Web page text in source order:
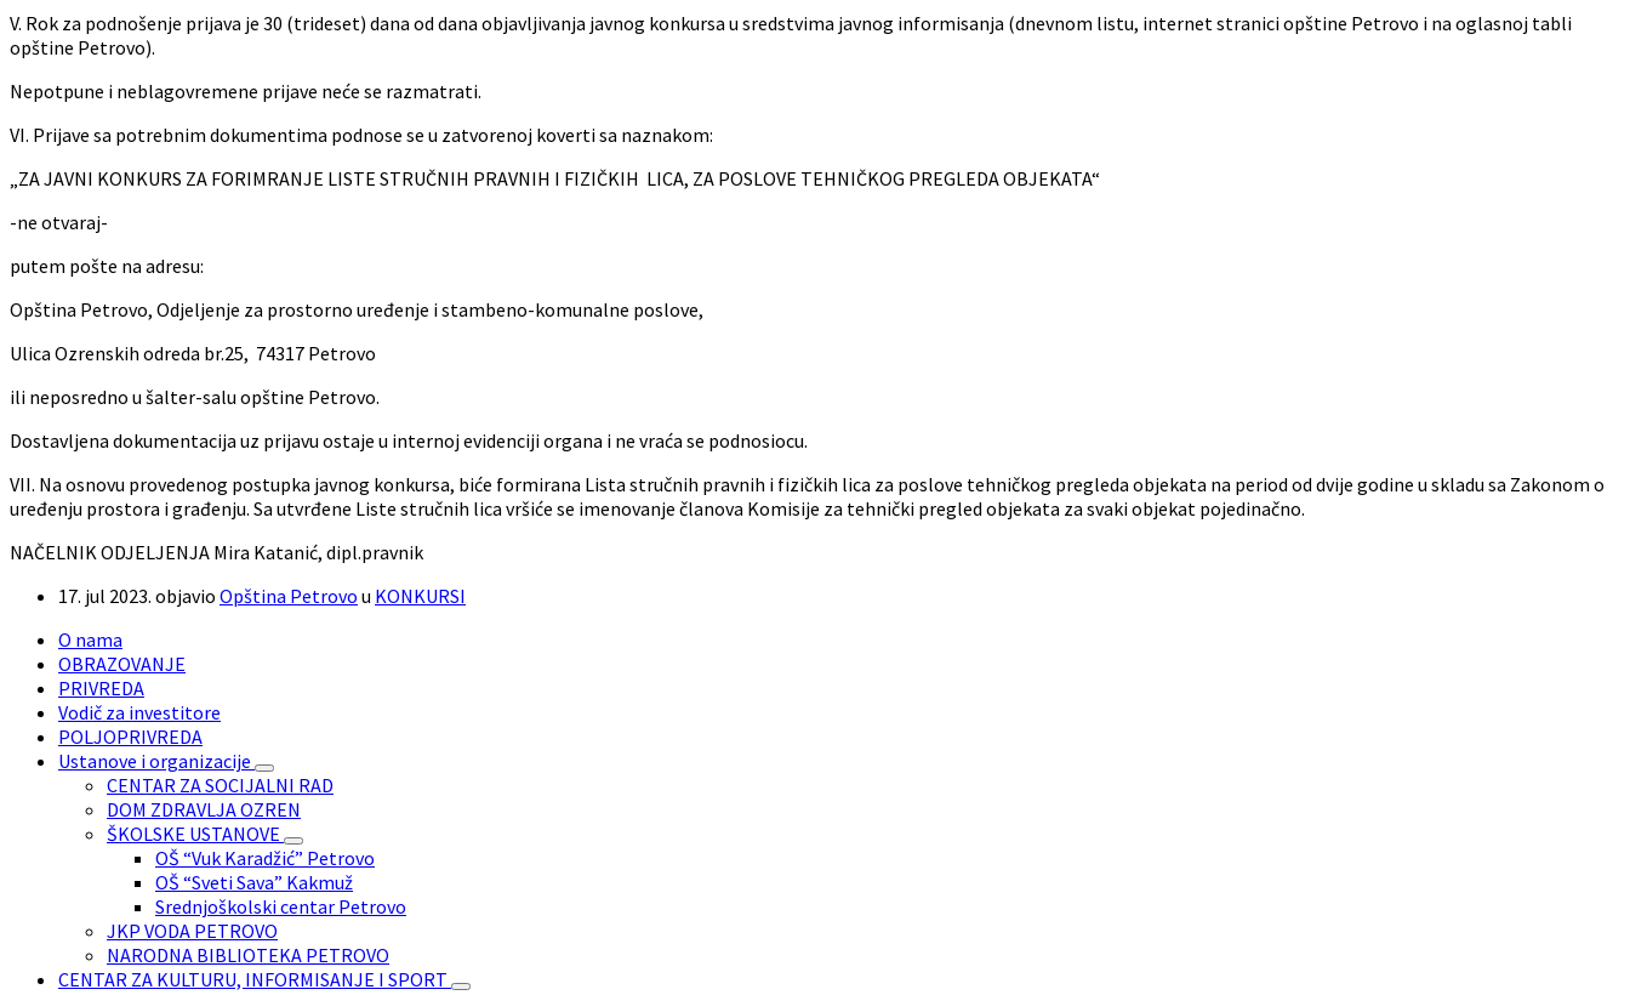
V. Rok za podnošenje prijava je 30 (trideset) dana od dana objavljivanja javnog konkursa u sredstvima javnog informisanja (dnevnom listu, internet stranici opštine Petrovo i na oglasnoj tabli
opštine Petrovo).
Nepotpune i neblagovremene prijave neće se razmatrati.
VI. Prijave sa potrebnim dokumentima podnose se u zatvorenoj koverti sa naznakom:
„ZA JAVNI KONKURS ZA FORIMRANJE LISTE STRUČNIH PRAVNIH I FIZIČKIH LICA, ZA POSLOVE TEHNIČKOG PREGLEDA OBJEKATA“
-ne otvaraj-
putem pošte na adresu:
Opština Petrovo, Odjeljenje za prostorno uređenje i stambeno-komunalne poslove,
Ulica Ozrenskih odreda br.25, 74317 Petrovo
ili neposredno u šalter-salu opštine Petrovo.
Dostavljena dokumentacija uz prijavu ostaje u internoj evidenciji organa i ne vraća se podnosiocu.
VII. Na osnovu provedenog postupka javnog konkursa, biće formirana Lista stručnih pravnih i fizičkih lica za poslove tehničkog pregleda objekata na period od dvije godine u skladu sa Zakonom o
uređenju prostora i građenju. Sa utvrđene Liste stručnih lica vršiće se imenovanje članova Komisije za tehnički pregled objekata za svaki objekat pojedinačno.
NAČELNIK ODJELJENJA Mira Katanić, dipl.pravnik
17. jul 2023. objavio Opština Petrovo u KONKURSI
O nama
OBRAZOVANJE
PRIVREDA
Vodič za investitore
POLJOPRIVREDA
Ustanove i organizacije
CENTAR ZA SOCIJALNI RAD
DOM ZDRAVLJA OZREN
ŠKOLSKE USTANOVE
OŠ “Vuk Karadžić” Petrovo
OŠ “Sveti Sava” Kakmuž
Srednjoškolski centar Petrovo
JKP VODA PETROVO
NARODNA BIBLIOTEKA PETROVO
CENTAR ZA KULTURU, INFORMISANJE I SPORT